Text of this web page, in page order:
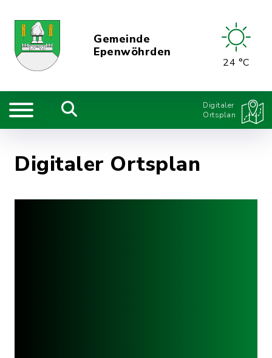
Gemeinde
Epenwöhrden
24 °C
Digitaler
Ortsplan
Digitaler Ortsplan